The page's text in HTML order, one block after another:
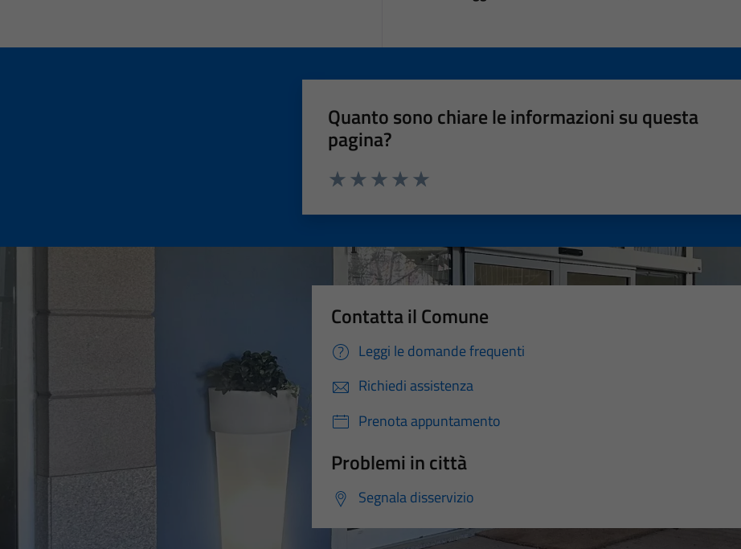
Quanto sono chiare le informazioni su questa
pagina?
Contatta il Comune
Leggi le domande frequenti
Richiedi assistenza
Prenota appuntamento
Problemi in città
Segnala disservizio